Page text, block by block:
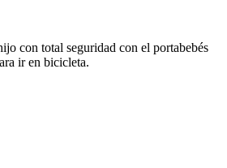
con total seguridad con el portabebés
ir en bicicleta.